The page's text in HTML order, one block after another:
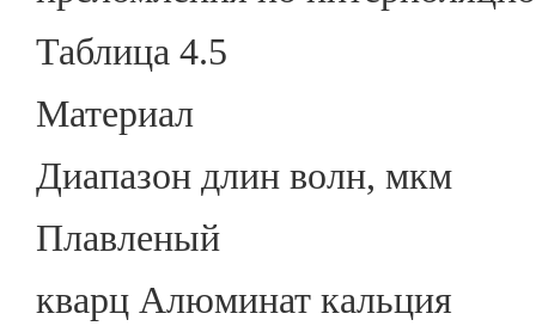
Таблица 4.5
Материал
Диапазон длин волн, мкм
Плавленый
кварц Алюминат кальция